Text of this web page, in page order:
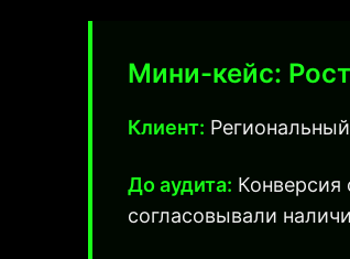
Мини-кейс:
Клиент:
До аудита:
согласовывали